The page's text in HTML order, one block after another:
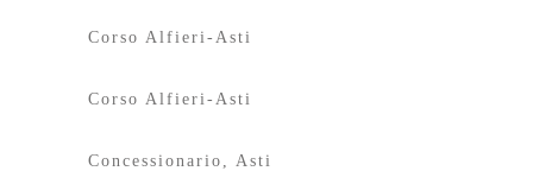
Corso Alfieri-Asti
Corso Alfieri-Asti
Concessionario, Asti